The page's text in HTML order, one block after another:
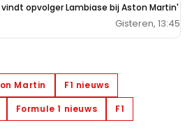
vindt opvolger Lambiase bij Aston Martin'
Gisteren, 13:45
Martin
F1 nieuws
Formule 1 nieuws F1